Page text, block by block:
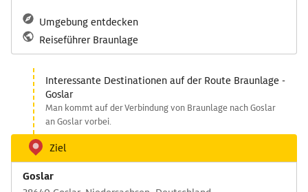
Umgebung entdecken
Reiseführer Braunlage
Interessante Destinationen auf der Route Braunlage -
Goslar
Man kommt auf der Verbindung von Braunlage nach Goslar
an Goslar vorbei.
Ziel
Goslar